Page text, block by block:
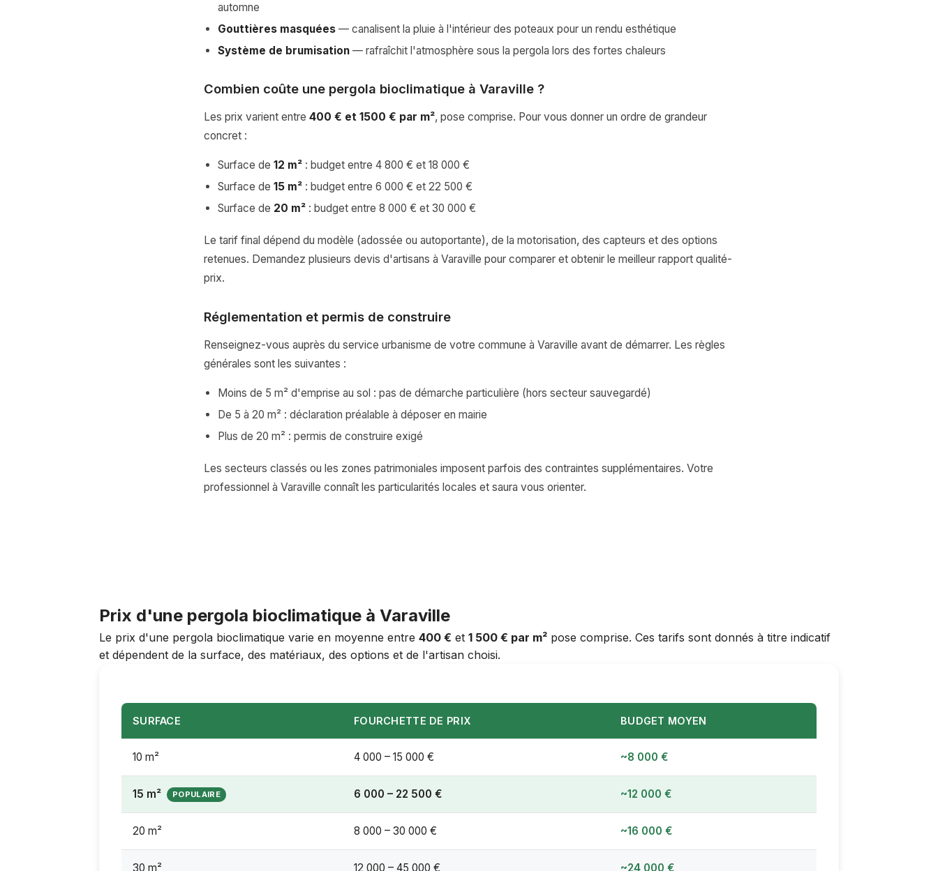
automne
Gouttières masquées — canalisent la pluie à l'intérieur des poteaux pour un rendu esthétique
Système de brumisation — rafraîchit l'atmosphère sous la pergola lors des fortes chaleurs
Combien coûte une pergola bioclimatique à Varaville ?
Les prix varient entre 400 € et 1500 € par m², pose comprise. Pour vous donner un ordre de grandeur
concret :
Surface de 12 m² : budget entre 4 800 € et 18 000 €
Surface de 15 m² : budget entre 6 000 € et 22 500 €
Surface de 20 m² : budget entre 8 000 € et 30 000 €
Le tarif final dépend du modèle (adossée ou autoportante), de la motorisation, des capteurs et des options
retenues. Demandez plusieurs devis d'artisans à Varaville pour comparer et obtenir le meilleur rapport qualité-
prix.
Réglementation et permis de construire
Renseignez-vous auprès du service urbanisme de votre commune à Varaville avant de démarrer. Les règles
générales sont les suivantes :
Moins de 5 m² d'emprise au sol : pas de démarche particulière (hors secteur sauvegardé)
De 5 à 20 m² : déclaration préalable à déposer en mairie
Plus de 20 m² : permis de construire exigé
Les secteurs classés ou les zones patrimoniales imposent parfois des contraintes supplémentaires. Votre
professionnel à Varaville connaît les particularités locales et saura vous orienter.
Prix d'une pergola bioclimatique à Varaville
Le prix d'une pergola bioclimatique varie en moyenne entre 400 € et 1 500 € par m² pose comprise. Ces tarifs sont donnés à titre indicatif
et dépendent de la surface, des matériaux, des options et de l'artisan choisi.
SURFACE FOURCHETTE DE PRIX BUDGET MOYEN
10 m² 4 000 – 15 000 € ~8 000 €
15 m² 6 000 – 22 500 € ~12 000 €
20 m² 8 000 – 30 000 € ~16 000 €
30 m² 12 000 – 45 000 € ~24 000 €